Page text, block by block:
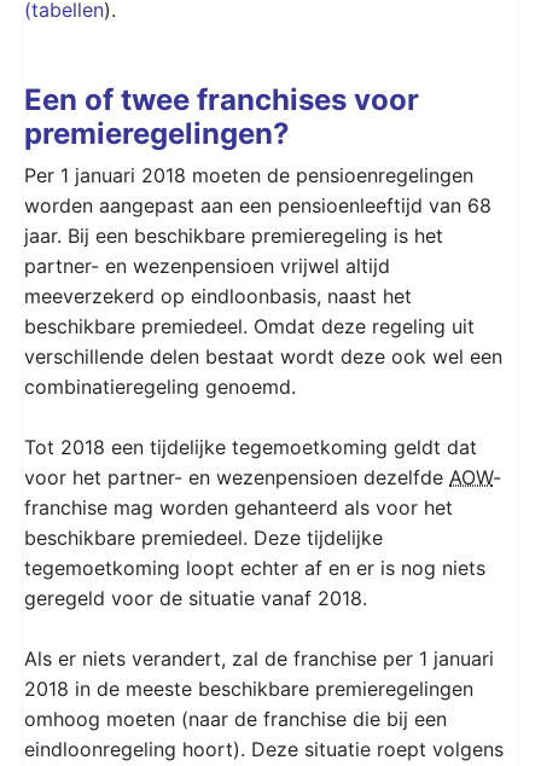
(tabellen).
Een of twee franchises voor
premieregelingen?
Per 1 januari 2018 moeten de pensioenregelingen
worden aangepast aan een pensioenleeftijd van 68
jaar. Bij een beschikbare premieregeling is het
partner- en wezenpensioen vrijwel altijd
meeverzekerd op eindloonbasis, naast het
beschikbare premiedeel. Omdat deze regeling uit
verschillende delen bestaat wordt deze ook wel een
combinatieregeling genoemd.
Tot 2018 een tijdelijke tegemoetkoming geldt dat
voor het partner- en wezenpensioen dezelfde AOW-
franchise mag worden gehanteerd als voor het
beschikbare premiedeel. Deze tijdelijke
tegemoetkoming loopt echter af en er is nog niets
geregeld voor de situatie vanaf 2018.
Als er niets verandert, zal de franchise per 1 januari
2018 in de meeste beschikbare premieregelingen
omhoog moeten (naar de franchise die bij een
eindloonregeling hoort). Deze situatie roept volgens